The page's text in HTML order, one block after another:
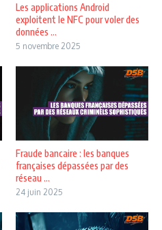
Les applications Android
exploitent le NFC pour voler des
données ...
5 novembre 2025
Fraude bancaire : les banques
françaises dépassées par des
réseau ...
24 juin 2025